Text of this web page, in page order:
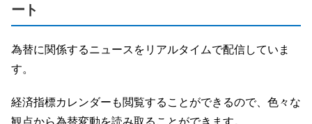
ート
為替に関係するニュースをリアルタイムで配信していま
す。
経済指標カレンダーも閲覧することができるので、色々な